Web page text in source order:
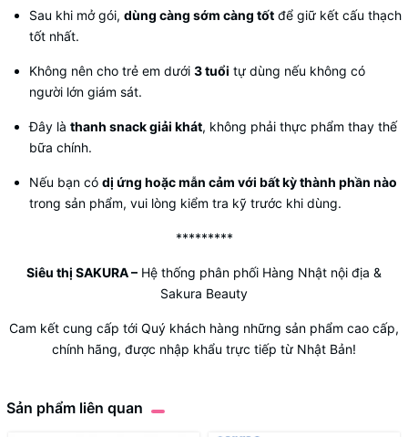
Sau khi mở gói, dùng càng sớm càng tốt để giữ kết cấu thạch
tốt nhất.
Không nên cho trẻ em dưới 3 tuổi tự dùng nếu không có
người lớn giám sát.
Đây là thanh snack giải khát, không phải thực phẩm thay thế
bữa chính.
Nếu bạn có dị ứng hoặc mẫn cảm với bất kỳ thành phần nào
trong sản phẩm, vui lòng kiểm tra kỹ trước khi dùng.
*********
Siêu thị SAKURA– Hệ thống phân phối Hàng Nhật nội địa &
Sakura Beauty
Cam kết cung cấp tới Quý khách hàng những sản phẩm cao cấp,
chính hãng, được nhập khẩu trực tiếp từ Nhật Bản!
Sản phẩm liên quan